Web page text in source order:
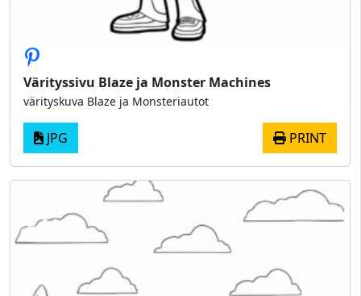
Värityssivu Blaze ja Monster Machines
värityskuva Blaze ja Monsteriautot
JPG PRINT